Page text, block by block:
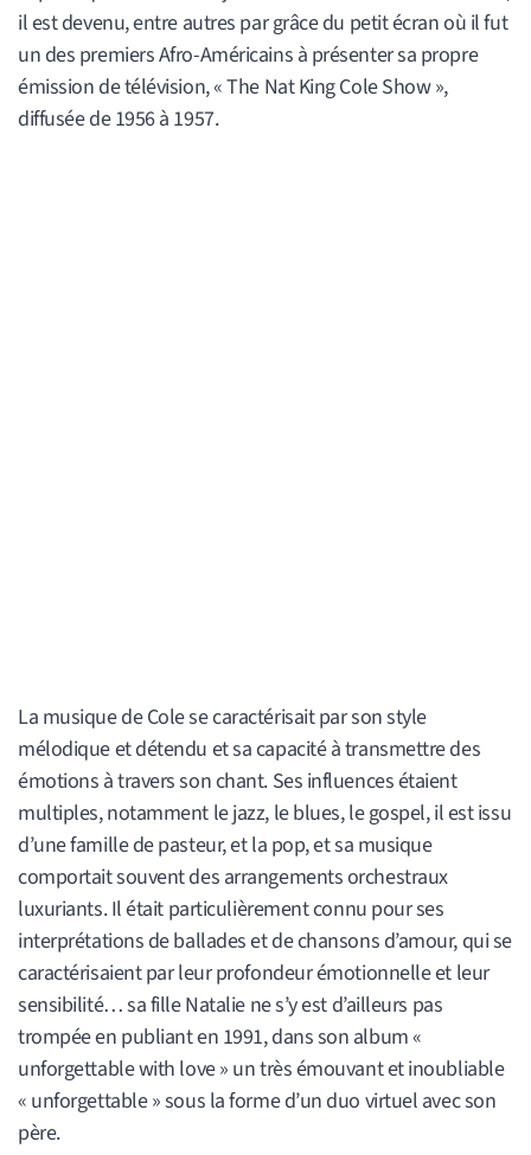
il est devenu, entre autres par grâce du petit écran où il fut
un des premiers Afro-Américains à présenter sa propre
émission de télévision, « The Nat King Cole Show »,
diffusée de 1956 à 1957.
La musique de Cole se caractérisait par son style
mélodique et détendu et sa capacité à transmettre des
émotions à travers son chant. Ses influences étaient
multiples, notamment le jazz, le blues, le gospel, il est issu
d’une famille de pasteur, et la pop, et sa musique
comportait souvent des arrangements orchestraux
luxuriants. Il était particulièrement connu pour ses
interprétations de ballades et de chansons d’amour, qui se
caractérisaient par leur profondeur émotionnelle et leur
sensibilité… sa fille Natalie ne s’y est d’ailleurs pas
trompée en publiant en 1991, dans son album «
unforgettable with love » un très émouvant et inoubliable
« unforgettable » sous la forme d’un duo virtuel avec son
père.